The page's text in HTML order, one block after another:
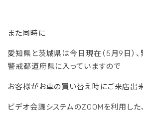
また同時に
愛知県と茨城県は今日現在（5月9日）
警戒都道府県に入っていますので
お客様がお車の買い替え時にご来店出
ビデオ会議システムのZOOMを利用した